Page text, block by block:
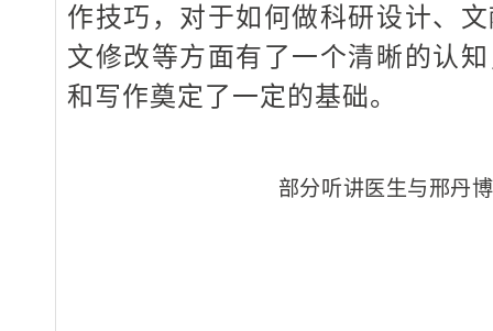
作技巧，对于如何做科研设计、
文修改等方面有了一个清晰的认
和写作奠定了一定的基础。
部分听讲医生与邢丹